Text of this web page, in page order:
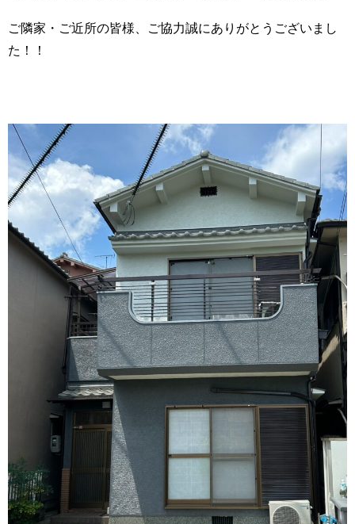
ご隣家・ご近所の皆様、ご協力誠にありがとうございまし
た！！